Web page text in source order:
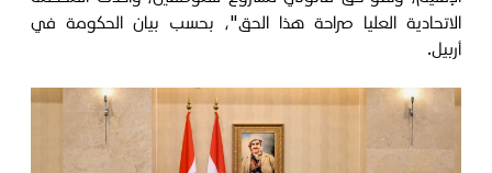
الاتحادية العليا صراحة هذا الحق"، بحسب بيان الحكومة في
أربيل.